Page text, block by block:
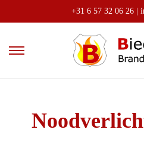
+31 6 57 32 06 26